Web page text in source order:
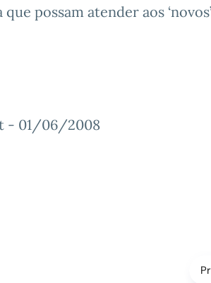
possam atender aos ‘novos’
- 01/06/2008